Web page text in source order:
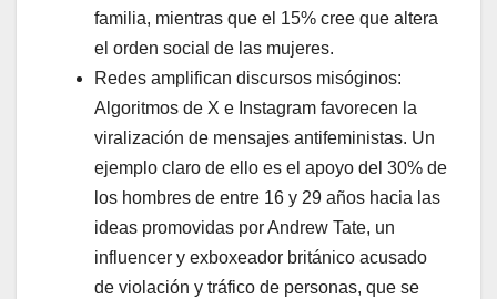
familia, mientras que el 15% cree que altera
el orden social de las mujeres.
Redes amplifican discursos misóginos:
Algoritmos de X e Instagram favorecen la
viralización de mensajes antifeministas. Un
ejemplo claro de ello es el apoyo del 30% de
los hombres de entre 16 y 29 años hacia las
ideas promovidas por Andrew Tate, un
influencer y exboxeador británico acusado
de violación y tráfico de personas, que se